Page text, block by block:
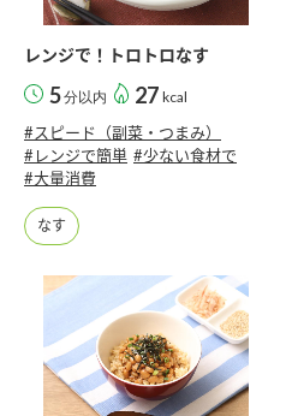
レンジで！トロトロなす
5分以内 27 kcal
#スピード（副菜・つまみ）
#レンジで簡単 #少ない食材で
#大量消費
なす